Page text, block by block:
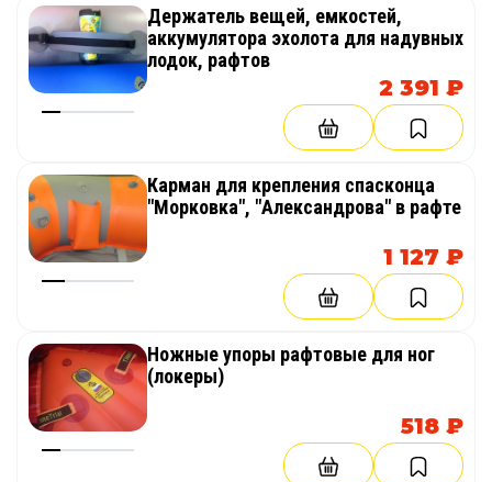
Держатель вещей, емкостей,
аккумулятора эхолота для надувных
лодок, рафтов
2 391 ₽
Карман для крепления спасконца
"Морковка", "Александрова" в рафте
1 127 ₽
Ножные упоры рафтовые для ног
(локеры)
518 ₽